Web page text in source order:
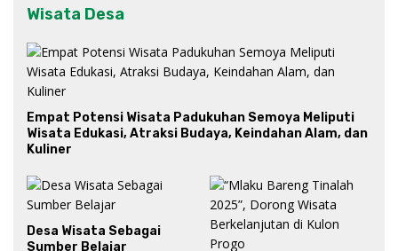
Wisata Desa
Empat Potensi Wisata Padukuhan Semoya Meliputi
Wisata Edukasi, Atraksi Budaya, Keindahan Alam, dan
Kuliner
Desa Wisata Sebagai
Sumber Belajar